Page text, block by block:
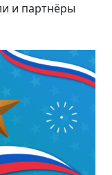
и партнёры